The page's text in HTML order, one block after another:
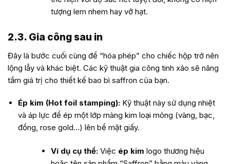
tượng lem nhem hay vỡ hạt.
2.3. Gia công sau in
Đây là bước cuối cùng để “hóa phép” cho chiếc hộp trở nên
lộng lẫy và khác biệt. Các kỹ thuật gia công tinh xảo sẽ nâng
tầm giá trị cho thiết kế bao bì saffron của bạn.
Ép kim (Hot foil stamping):Kỹ thuật này sử dụng nhiệt
và áp lực để ép một lớp màng kim loại mỏng (vàng, bạc,
đồng, rose gold…) lên bề mặt giấy.
Ví dụ cụ thể: Việc ép kim logo thương hiệu